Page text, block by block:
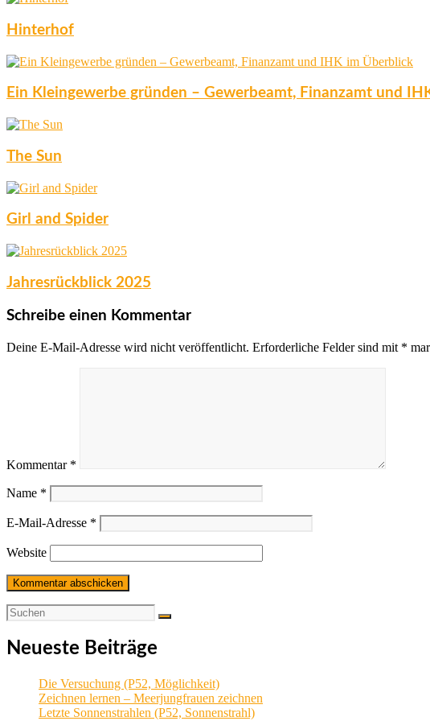
Hinterhof
Ein Kleingewerbe gründen – Gewerbeamt, Finanzamt und
The Sun
Girl and Spider
Jahresrückblick 2025
Schreibe einen Kommentar
Deine E-Mail-Adresse wird nicht veröffentlicht. Erforderliche Felder sind mit *
Kommentar *
Name *
E-Mail-Adresse *
Website
Neueste Beiträge
Die Versuchung (P52, Möglichkeit)
Zeichnen lernen – Meerjungfrauen zeichnen
Letzte Sonnenstrahlen (P52, Sonnenstrahl)